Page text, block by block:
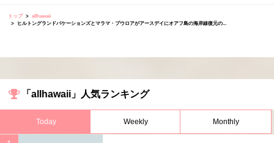
トップ
allhawaii
ヒルトングランドバケーションズとマラマ・プウロアがアースデイにオアフ島の海岸線復元の...
「allhawaii」人気ランキング
Today Weekly Monthly